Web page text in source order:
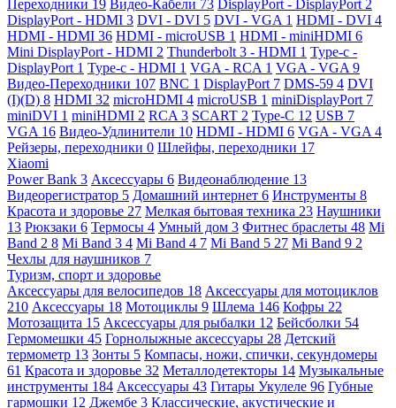
Переходники 19 Видео-Кабели 73 DisplayPort - DisplayPort 2
DisplayPort - HDMI 3 DVI - DVI 5 DVI - VGA 1 HDMI - DVI 4
HDMI - HDMI 36 HDMI - microUSB 1 HDMI - miniHDMI 6
Mini DisplayPort - HDMI 2 Thunderbolt 3 - HDMI 1 Type-c -
DisplayPort 1 Type-c - HDMI 1 VGA - RCA 1 VGA - VGA 9
Видео-Переходники 107 BNC 1 DisplayPort 7 DMS-59 4 DVI
(I)(D) 8 HDMI 32 microHDMI 4 microUSB 1 miniDisplayPort 7
miniDVI 1 miniHDMI 2 RCA 3 SCART 2 Type-C 12 USB 7
VGA 16 Видео-Удлинители 10 HDMI - HDMI 6 VGA - VGA 4
Рейзеры, переходники 0 Шлейфы, переходники 17
Xiaomi
Power Bank 3 Аксессуары 6 Видеонаблюдение 13
Видеорегистратор 5 Домашний интернет 6 Инструменты 8
Красота и здоровье 27 Мелкая бытовая техника 23 Наушники
13 Рюкзаки 6 Термосы 4 Умный дом 3 Фитнес браслеты 48 Mi
Band 2 8 Mi Band 3 4 Mi Band 4 7 Mi Band 5 27 Mi Band 9 2
Чехлы для наушников 7
Туризм, спорт и здоровье
Аксессуары для велосипедов 18 Аксессуары для мотоциклов
210 Аксессуары 18 Мотоциклы 9 Шлема 146 Кофры 22
Мотозащита 15 Аксессуары для рыбалки 12 Бейсболки 54
Гермомешки 45 Горнолыжные аксессуары 28 Детский
термометр 13 Зонты 5 Компасы, ножи, спички, секундомеры
61 Красота и здоровье 32 Металлодетекторы 14 Музыкальные
инструменты 184 Аксессуары 43 Гитары Укулеле 96 Губные
гармошки 12 Джембе 3 Классические, акустические и